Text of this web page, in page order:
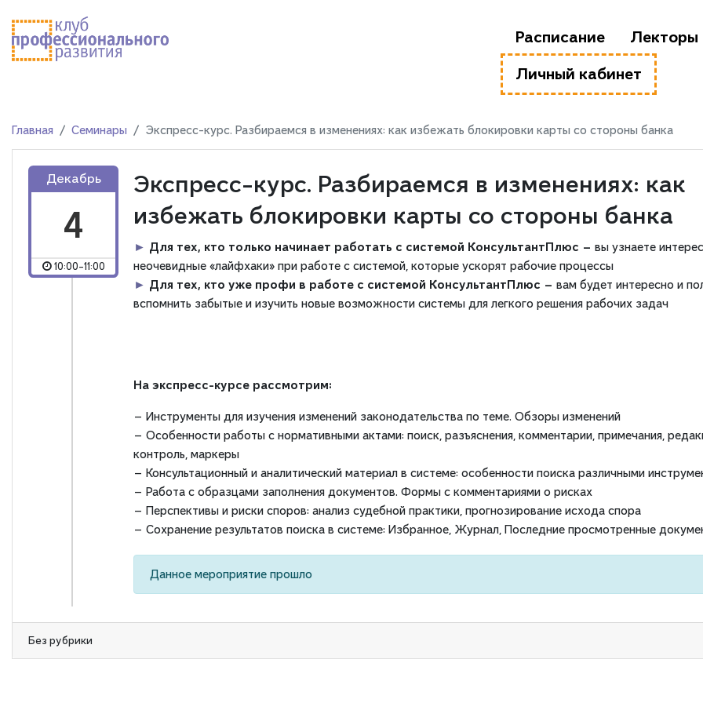
Расписание Лекторы
Личный кабинет
Главная Семинары Экспресс-курс. Разбираемся в изменениях: как избежать блокировки карты со стороны банка
Декабрь
4
10:00-11:00
Экспресс-курс. Разбираемся в изменениях: как
избежать блокировки карты со стороны банка
► Для тех, кто только начинает работать с системой КонсультантПлюс — вы узнаете
неочевидные «лайфхаки» при работе с системой, которые ускорят рабочие процессы
► Для тех, кто уже профи в работе с системой КонсультантПлюс — вам будет интересно и
вспомнить забытые и изучить новые возможности системы для легкого решения рабочих задач
На экспресс-курсе рассмотрим:
— Инструменты для изучения изменений законодательства по теме. Обзоры изменений
— Особенности работы с нормативными актами: поиск, разъяснения, комментарии, примечания,
контроль, маркеры
— Консультационный и аналитический материал в системе: особенности поиска различными
— Работа с образцами заполнения документов. Формы с комментариями о рисках
— Перспективы и риски споров: анализ судебной практики, прогнозирование исхода спора
— Сохранение результатов поиска в системе: Избранное, Журнал, Последние просмотренные
Данное мероприятие прошло
Без рубрики